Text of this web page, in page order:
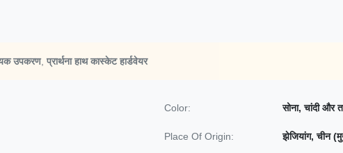
उपकरण, प्रार्थना हाथ कास्केट हार्डवेयर
Color: सोना, चांदी
Place Of Origin: झेजियांग, चीन